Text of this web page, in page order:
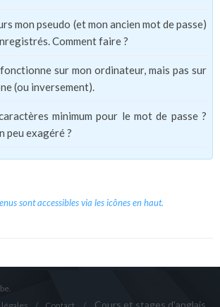
mon pseudo (et mon ancien mot de passe)
Comment faire ?
sur mon ordinateur, mais pas sur
(ou inversement).
minimum pour le mot de passe ?
peu exagéré ?
sont accessibles via les icônes en haut.
Cours et stages d'anglais